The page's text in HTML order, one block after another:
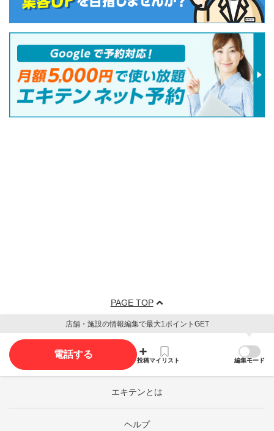
PAGE TOP
店舗・施設の情報編集で最大1ポイントGET
電話する
投稿マイリスト 編集モード
エキテンとは
ヘルプ